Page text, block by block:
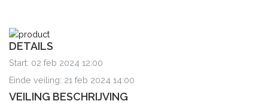
DETAILS
Start: 02 feb 2024 12:00
Einde veiling: 21 feb 2024 14:00
VEILING BESCHRIJVING